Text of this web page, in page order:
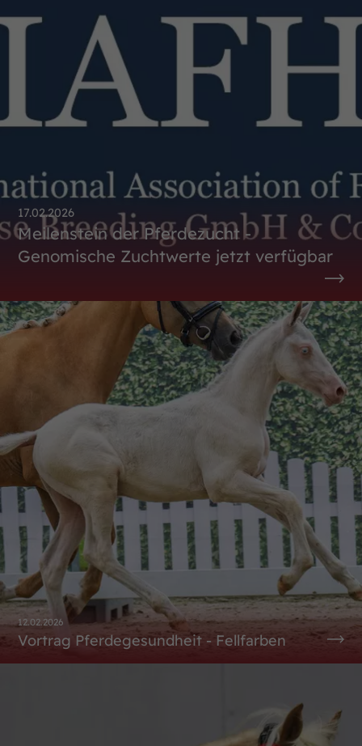
17.02.2026
Meilenstein der Pferdezucht -
Genomische Zuchtwerte jetzt verfügbar
12.02.2026
Vortrag Pferdegesundheit - Fellfarben